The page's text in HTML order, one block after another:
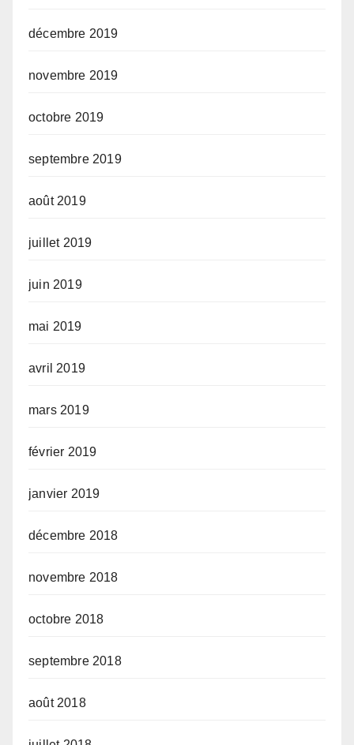
décembre 2019
novembre 2019
octobre 2019
septembre 2019
août 2019
juillet 2019
juin 2019
mai 2019
avril 2019
mars 2019
février 2019
janvier 2019
décembre 2018
novembre 2018
octobre 2018
septembre 2018
août 2018